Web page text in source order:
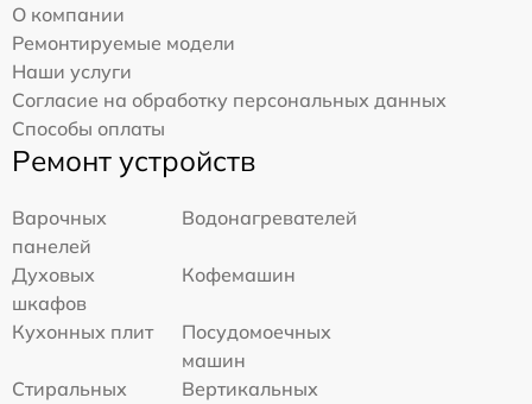
О компании
Ремонтируемые модели
Наши услуги
Согласие на обработку персональных данных
Способы оплаты
Ремонт устройств
Варочных
панелей
Водонагревателей
Духовых
шкафов
Кофемашин
Кухонных плит
Посудомоечных
машин
Стиральных
Вертикальных